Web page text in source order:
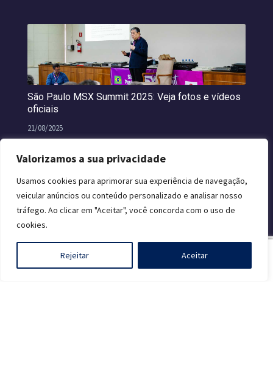
Valorizamos a sua privacidade
Usamos cookies para aprimorar sua experiência de navegação,
veicular anúncios ou conteúdo personalizado e analisar nosso
tráfego. Ao clicar em "Aceitar", você concorda com o uso de
cookies.
Rejeitar Aceitar
São Paulo MSX Summit 2025: Veja fotos e vídeos
oficiais
21/08/2025
São Paulo MSX Summit 2025 – Highlights |
28/07/2025